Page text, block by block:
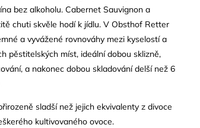
bez alkoholu. Cabernet Sauvignon a
chuti skvěle hodí k jídlu. V Obsthof Retter
a vyvážené rovnováhy mezi kyselostí a
pěstitelských míst, ideální dobou sklizně,
a nakonec dobou skladování delší než 6
sladší než jejich ekvivalenty z divoce
kultivovaného ovoce.